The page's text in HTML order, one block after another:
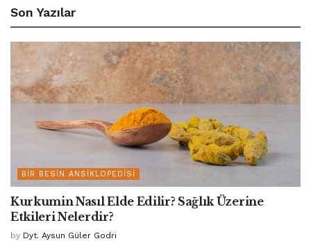
Son Yazılar
BIR BESIN ANSIKLOPEDISI
Kurkumin Nasıl Elde Edilir? Sağlık Üzerine
Etkileri Nelerdir?
by Dyt. Aysun Güler Godri